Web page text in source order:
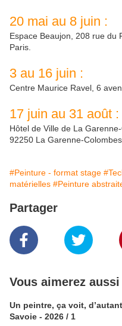
20 mai au 8 juin :
Espace Beaujon, 208 rue du
Paris.
3 au 16 juin :
Centre Maurice Ravel, 6
17 juin au 31 août :
Hôtel de Ville de La
92250 La Garenne-Colombes.
#Peinture - format stage
matérielles #Peinture
Partager
Vous aimerez aussi
Un peintre, ça voit,
Savoie - 2026 / 1